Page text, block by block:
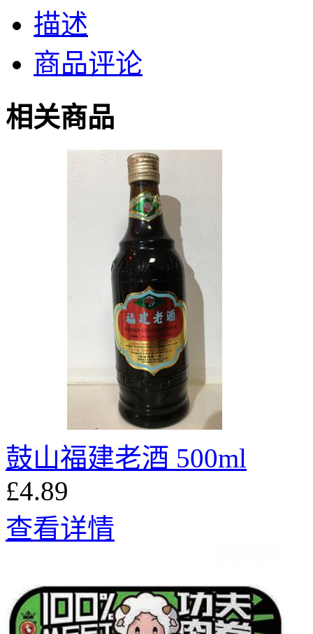
描述
商品评论
相关商品
鼓山福建老酒 500ml
£4.89
查看详情